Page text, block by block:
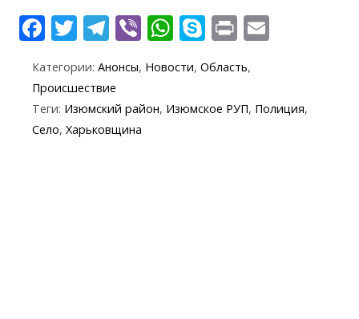
F
e
b
o
T
itt
er
T
e
gr
a
Vi
er
W
at
s
S
k
y
p
Pr
t
l
Категории: Анонсы, Новости, Область,
Происшествие
Теги: Изюмский район, Изюмское РУП, Полиция,
Село, Харьковщина